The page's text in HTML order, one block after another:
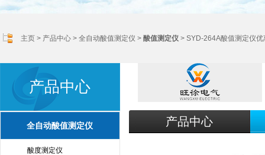
主页 > 产品中心 > 全自动酸值测定仪 > 酸值测定仪 > SYD-264A酸值测定仪优
产品中心
全自动酸值测定仪
酸度测定仪
产品中心